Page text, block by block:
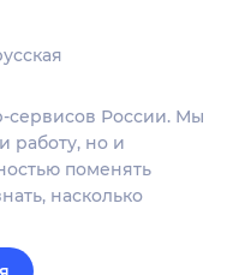
сервисов России. Мы
работу, но и
поменять
насколько